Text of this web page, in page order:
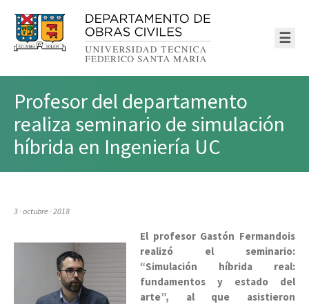
☰
Profesor del departamento
realiza seminario de simulación
híbrida en Ingeniería UC
3 · octubre · 2018
El profesor Gastón Fermandois
realizó el seminario:
“Simulación híbrida real:
fundamentos y estado del
arte”, al que asistieron